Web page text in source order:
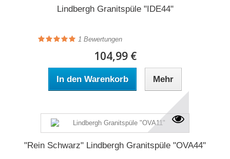
Lindbergh Granitspüle "IDE44"
1 Bewertungen
104,99 €
In den Warenkorb Mehr
"Rein Schwarz" Lindbergh Granitspüle "OVA44"